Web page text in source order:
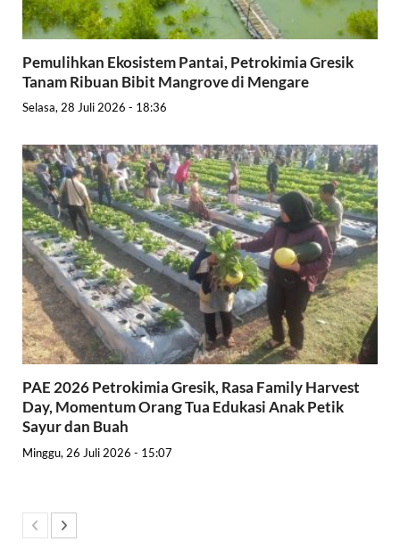
Pemulihkan Ekosistem Pantai, Petrokimia Gresik
Tanam Ribuan Bibit Mangrove di Mengare
Selasa, 28 Juli 2026 - 18:36
PAE 2026 Petrokimia Gresik, Rasa Family Harvest
Day, Momentum Orang Tua Edukasi Anak Petik
Sayur dan Buah
Minggu, 26 Juli 2026 - 15:07